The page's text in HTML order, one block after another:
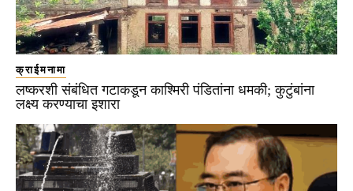
क्राईमनामा
लष्करशी संबंधित गटाकडून काश्मिरी पंडितांना धमकी; कुटुंबांना
लक्ष्य करण्याचा इशारा